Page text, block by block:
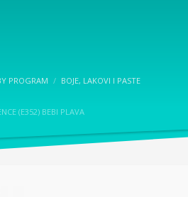
PROGRAM
BOJE, LAKOVI I PASTE
(E352) BEBI PLAVA